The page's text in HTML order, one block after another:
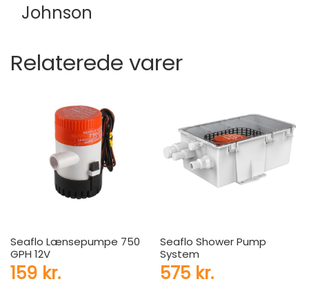
Johnson
Relaterede varer
Seaflo Lænsepumpe 750
GPH 12V
159 kr.
Seaflo Shower Pump
System
575 kr.